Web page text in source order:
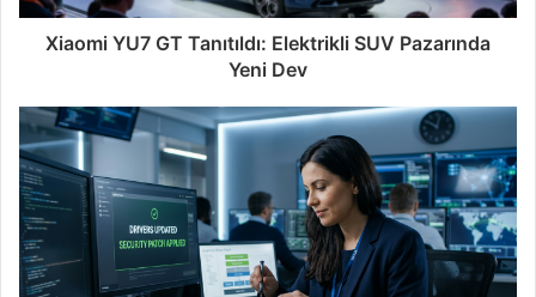
Xiaomi YU7 GT Tanıtıldı: Elektrikli SUV Pazarında
Yeni Dev